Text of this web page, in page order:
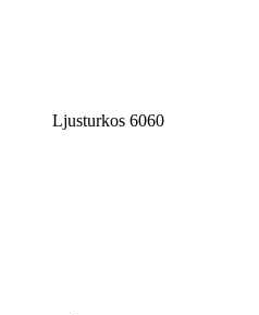
Ljusturkos 6060